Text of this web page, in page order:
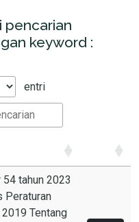
pencarian
keyword :
entri
tahun 2023
Peraturan
Tentang